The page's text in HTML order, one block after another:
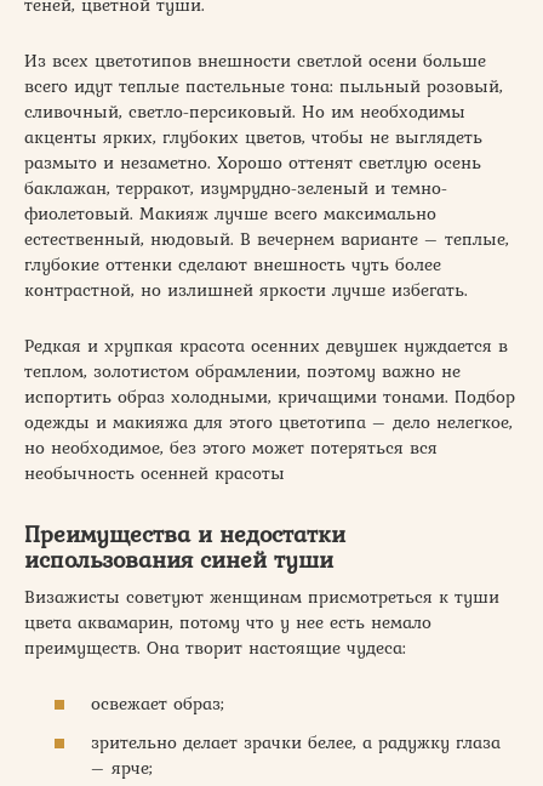
Из всех цветотипов внешности светлой осени больше
всего идут теплые пастельные тона: пыльный розовый,
сливочный, светло-персиковый. Но им необходимы
акценты ярких, глубоких цветов, чтобы не выглядеть
размыто и незаметно. Хорошо оттенят светлую осень
баклажан, терракот, изумрудно-зеленый и темно-
фиолетовый. Макияж лучше всего максимально
естественный, нюдовый. В вечернем варианте – теплые,
глубокие оттенки сделают внешность чуть более
контрастной, но излишней яркости лучше избегать.
Редкая и хрупкая красота осенних девушек нуждается в
теплом, золотистом обрамлении, поэтому важно не
испортить образ холодными, кричащими тонами. Подбор
одежды и макияжа для этого цветотипа – дело нелегкое,
но необходимое, без этого может потеряться вся
необычность осенней красоты
Преимущества и недостатки
использования синей туши
Визажисты советуют женщинам присмотреться к туши
цвета аквамарин, потому что у нее есть немало
преимуществ. Она творит настоящие чудеса:
освежает образ;
зрительно делает зрачки белее, а радужку глаза
– ярче;